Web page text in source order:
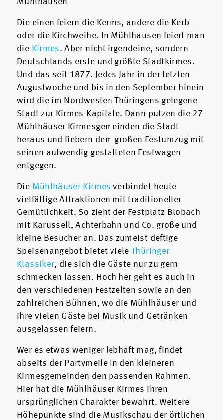
Mühlhausen
Die einen feiern die Kerms, andere die Kerb
oder die Kirchweihe. In Mühlhausen feiert man
die Kirmes. Aber nicht irgendeine, sondern
Deutschlands erste und größte Stadtkirmes.
Und das seit 1877. Jedes Jahr in der letzten
Augustwoche und bis in den September hinein
wird die im Nordwesten Thüringens gelegene
Stadt zur Kirmes-Kapitale. Dann putzen die 27
Mühlhäuser Kirmesgemeinden die Stadt
heraus und fiebern dem großen Festumzug mit
seinen aufwendig gestalteten Festwagen
entgegen.
Die Mühlhäuser Kirmes verbindet heute
vielfältige Attraktionen mit traditioneller
Gemütlichkeit. So zieht der Festplatz Blobach
mit Karussell, Achterbahn und Co. große und
kleine Besucher an. Das zumeist deftige
Speisenangebot bietet vieleThüringer
Klassiker, die sich die Gäste nur zu gern
schmecken lassen. Hoch her geht es auch in
den verschiedenen Festzelten sowie an den
zahlreichen Bühnen, wo die Mühlhäuser und
ihre vielen Gäste bei Musik und Getränken
ausgelassen feiern.
Wer es etwas weniger lebhaft mag, findet
abseits der Partymeile in den kleineren
Kirmesgemeinden den passenden Rahmen.
Hier hat die Mühlhäuser Kirmes ihren
ursprünglichen Charakter bewahrt. Weitere
Höhepunkte sind die Musikschau der örtlichen